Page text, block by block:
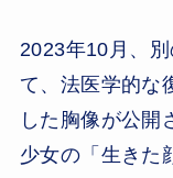
2023年10月、
て、法医学的な
した胸像が公開
少女の「生きた